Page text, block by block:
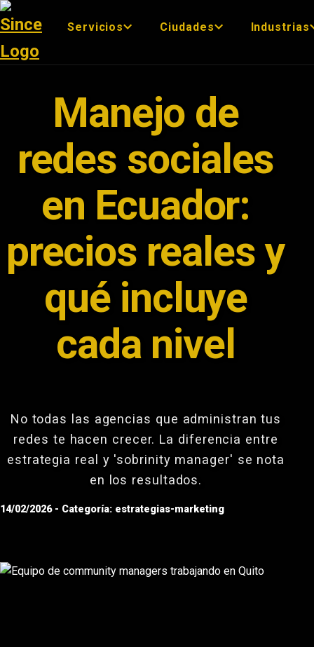
Servicios Ciudades Industrias
Manejo de
redes sociales
en Ecuador:
precios reales y
qué incluye
cada nivel
No todas las agencias que administran tus
redes te hacen crecer. La diferencia entre
estrategia real y 'sobrinity manager' se nota
en los resultados.
14/02/2026 - Categoría: estrategias-marketing